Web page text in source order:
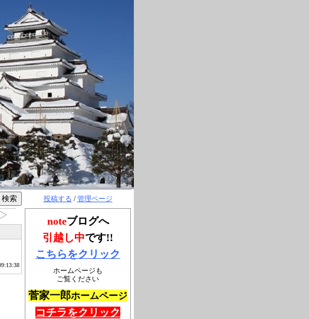
投稿する /管理ページ
noteブログへ
引越し中です!!
こちらをクリック
ホームページも
ご覧ください
菅家一郎ホームページ
コチラをクリック